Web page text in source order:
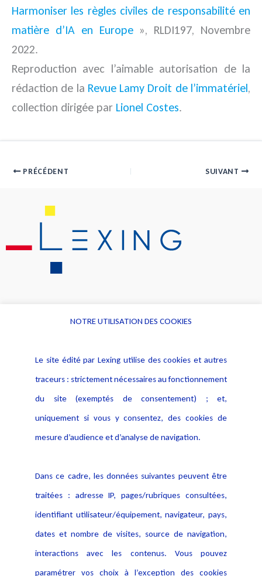
Harmoniser les règles civiles de responsabilité en
matière d’IA en Europe», RLDI197, Novembre
2022.
Reproduction avec l’aimable autorisation de la
rédaction de la Revue Lamy Droit de l’immatériel,
collection dirigée par Lionel Costes.
PRÉCÉDENT SUIVANT
Alerte professionnelle
Déclaration d'accessibilité
Notice Légale
Politique de protection des
données
Publications
NOTRE UTILISATION DES COOKIES
Le site édité par Lexing utilise des cookies et autres
traceurs : strictement nécessaires au fonctionnement
du site (exemptés de consentement) ; et,
uniquement si vous y consentez, des cookies de
mesure d’audience et d’analyse de navigation.
Dans ce cadre, les données suivantes peuvent être
traitées : adresse IP, pages/rubriques consultées,
identifiant utilisateur/équipement, navigateur, pays,
dates et nombre de visites, source de navigation,
interactions avec les contenus. Vous pouvez
paramétrer vos choix à l’exception des cookies